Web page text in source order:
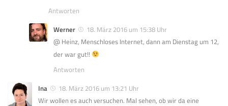
Antworten
Werner
18. März 2016 um 15:38 Uhr
@ Heinz, Menschloses Internet, dann am Dienstag um 12,
der war gut!!
Antworten
Ina
18. März 2016 um 13:21 Uhr
Wir wollen es auch versuchen. Mal sehen, ob wir da eine